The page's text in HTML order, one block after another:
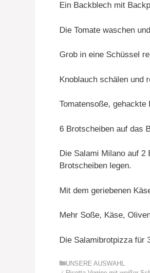
Ein Backblech mit
Die Tomate waschen
Grob in eine Schüssel
Knoblauch schälen und
Tomatensoße,
6 Brotscheiben auf das
Die Salami Milano auf
Brotscheiben legen.
Mit dem geriebenen
Mehr Soße, Käse,
Die Salamibrotpizza für
Kategorien
UNSERE AUSWAHL